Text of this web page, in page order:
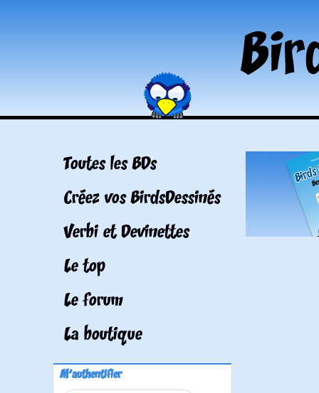
Toutes les BDs
Créez vos BirdsDessinés
Verbi et Devinettes
Le top
Le forum
La boutique
M'authentifier